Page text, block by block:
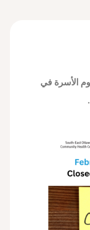
الأسرة في